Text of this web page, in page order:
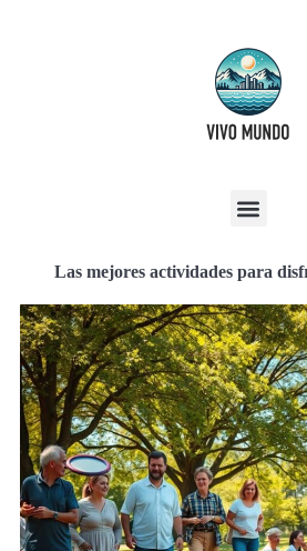
Las mejores actividades para